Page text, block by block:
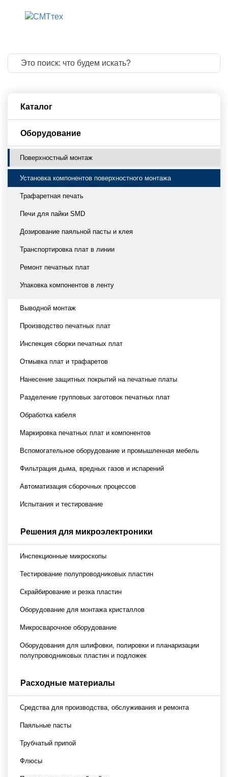
Каталог
Оборудование
Поверхностный монтаж
Установка компонентов поверхностного монтажа
Трафаретная печать
Печи для пайки SMD
Дозирование паяльной пасты и клея
Транспортировка плат в линии
Ремонт печатных плат
Упаковка компонентов в ленту
Выводной монтаж
Производство печатных плат
Инспекция сборки печатных плат
Отмывка плат и трафаретов
Нанесение защитных покрытий на печатные платы
Разделение групповых заготовок печатных плат
Обработка кабеля
Маркировка печатных плат и компонентов
Вспомогательное оборудование и промышленная мебель
Фильтрация дыма, вредных газов и испарений
Автоматизация сборочных процессов
Испытания и тестирование
Решения для микроэлектроники
Инспекционные микроскопы
Тестирование полупроводниковых пластин
Скрайбирование и резка пластин
Оборудование для монтажа кристаллов
Микросварочное оборудование
Оборудования для шлифовки, полировки и планаризации
полупроводниковых пластин и подложек
Расходные материалы
Средства для производства, обслуживания и ремонта
Паяльные пасты
Трубчатый припой
Флюсы